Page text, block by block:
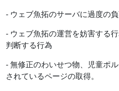
- ウェブ魚拓のサーバに過度の
- ウェブ魚拓の運営を妨害する
判断する行為
- 無修正のわいせつ物、児童ポ
されているページの取得。